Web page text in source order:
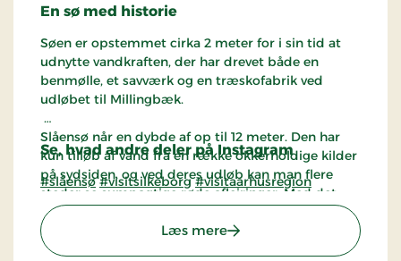
En sø med historie
Søen er opstemmet cirka 2 meter for i sin tid at
udnytte vandkraften, der har drevet både en
benmølle, et savværk og en træskofabrik ved
udløbet til Millingbæk.
Slåensø når en dybde af op til 12 meter. Den har
kun tilløb af vand fra en række okkerholdige kilder
på sydsiden, og ved deres udløb kan man flere
steder se sumpagtige røde aflejringer. Med det
begrænsede vandtilløb har søen meget rent vand.
Kilderne har i øvrigt været med til at give søen sit
Se, hvad andre deler på Instagram
#slåensø #visitsilkeborg #visitaarhusregion
Læs mere: Slåensø